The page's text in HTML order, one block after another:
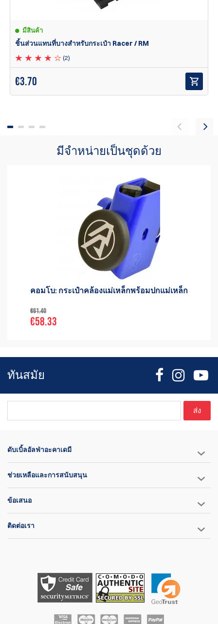
สายพาน Safariland ขนาด 1.75 นิ้ว)
มีสินค้า
ชิ้นส่วนแทนที่บางสำหรับกระเป๋า Racer / RM
(2)
€3.70
มีจำหน่ายเป็นชุดด้วย
คอมโบ: กระเป๋าคล้องแม่เหล็กพร้อมปกแม่เหล็ก
€61.40
€58.33
ทันสมัย
ส่ง
ดับเบิ้ลอัลฟ่าอะคาเดมี
ช่วยเหลือและการสนับสนุน
ข้อเสนอ
ติดต่อเรา